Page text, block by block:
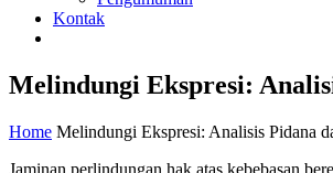
Kontak
Melindungi Ekspresi:
Home Melindungi Ekspresi: Analisis Pidana
Jaminan perlindungan hak atas kebebasan